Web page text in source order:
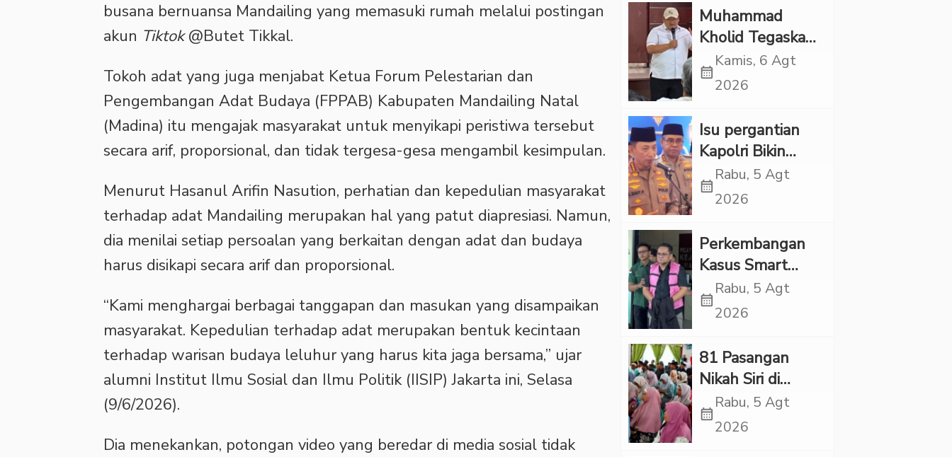
busana bernuansa Mandailing yang memasuki rumah melalui postingan
akun Tiktok@Butet Tikkal.
Tokoh adat yang juga menjabat Ketua Forum Pelestarian dan
Pengembangan Adat Budaya (FPPAB) Kabupaten Mandailing Natal
(Madina) itu mengajak masyarakat untuk menyikapi peristiwa tersebut
secara arif, proporsional, dan tidak tergesa-gesa mengambil kesimpulan.
Menurut Hasanul Arifin Nasution, perhatian dan kepedulian masyarakat
terhadap adat Mandailing merupakan hal yang patut diapresiasi. Namun,
dia menilai setiap persoalan yang berkaitan dengan adat dan budaya
harus disikapi secara arif dan proporsional.
“Kami menghargai berbagai tanggapan dan masukan yang disampaikan
masyarakat. Kepedulian terhadap adat merupakan bentuk kecintaan
terhadap warisan budaya leluhur yang harus kita jaga bersama,” ujar
alumni Institut Ilmu Sosial dan Ilmu Politik (IISIP) Jakarta ini, Selasa
(9/6/2026).
Dia menekankan, potongan video yang beredar di media sosial tidak
Muhammad
Kholid Tegaskan
Propaganda
LGBT Harus
Minta Negara
Melindungi
Korban
calendar_month
Kamis, 6 Agt
2026
Isu pergantian
Kapolri Bikin
Panas, JMP Puji
Respons Jenderal
“Adem”
calendar_month
Rabu, 5 Agt
2026
Perkembangan
Kasus Smart
Village, Jaksa
Kembali Periksa
calendar_month
Rabu, 5 Agt
2026
81 Pasangan
Nikah Siri di
Tapsel Ikuti
Sidang Isbat
calendar_month
Rabu, 5 Agt
2026